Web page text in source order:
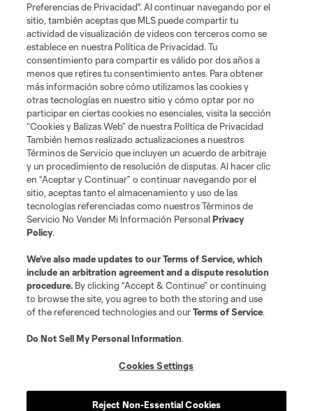
Preferencias de Privacidad". Al continuar navegando por el
sitio, también aceptas que MLS puede compartir tu
actividad de visualización de videos con terceros como se
establece en nuestra Política de Privacidad. Tu
consentimiento para compartir es válido por dos años a
menos que retires tu consentimiento antes. Para obtener
más información sobre cómo utilizamos las cookies y
otras tecnologías en nuestro sitio y cómo optar por no
participar en ciertas cookies no esenciales, visita la sección
“Cookies y Balizas Web” de nuestra Política de Privacidad
También hemos realizado actualizaciones a nuestros
Términos de Servicio que incluyen un acuerdo de arbitraje
y un procedimiento de resolución de disputas. Al hacer clic
en “Aceptar y Continuar” o continuar navegando por el
sitio, aceptas tanto el almacenamiento y uso de las
tecnologías referenciadas como nuestros Términos de
Servicio No Vender Mi Información PersonalPrivacy
Policy.
We’ve also made updates to ourTerms of Service, which
include an arbitration agreement and a dispute resolution
procedure. By clicking “Accept & Continue” or continuing
to browse the site, you agree to both the storing and use
of the referenced technologies and ourTerms of Service.
Do Not Sell My Personal Information.
Cookies Settings
Reject Non-Essential Cookies